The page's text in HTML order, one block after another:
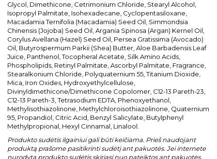
Glycol, Dimethicone, Cetrimonium Chloride, Stearyl Alcohol,
Isopropyl Palmitate, Isohexadecane, Cyclopentasiloxane,
Macadamia Ternifolia (Macadamia) Seed Oil, Simmondsia
Chinensis (Jojoba) Seed Oil, Argania Spinosa (Argan) Kernel Oil,
Corylus Avellana (Hazel) Seed Oil, Persea Gratissima (Avocado)
Oil, Butyrospermum Parkii (Shea) Butter, Aloe Barbadensis Leaf
Juice, Panthenol, Tocopheral Acetate, Silk Amino Acids,
Phospholipids, Retinyl Palmitate, Ascorbyl Palmitate, Fragrance,
Stearalkonium Chloride, Polyquaternium 55, Titanium Dioxide,
Mica, Iron Oxides, Hydroxyethylcellulose,
Divinyldimethicone/Dimethicone Copolomer, C12-13 Pareth-23,
C12-13 Pareth-3, Tetrasodium EDTA, Phenoxyethanol,
Methylisothiazolinone, Methylchloroisothiazolinone, Quaternium
95, Propandiol, Citric Acid, Benzyl Salicylate, Butylphenyl
Methylpropional, Hexyl Cinnamal, Linalool.
Produkto sudėtis ilgainiui gali būti keičiama. Prieš naudojant
produktą prašome pasitikrinti sudėtį ant pakuotės. Jei internete
nurodyta produkto sudėtis skiriasi nuo pateiktos ant pakuotės,